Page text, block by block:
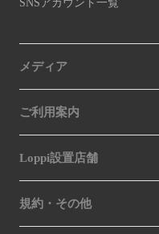
SNSアカウント一覧
メディア
ご利用案内
Loppi設置店舗
規約・その他